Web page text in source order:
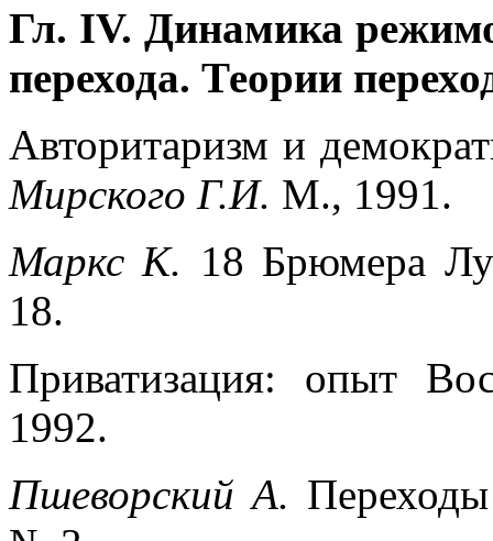
Гл. IV. Динамика
перехода. Теории
Авторитаризм и
Мирского Г.И. М., 1991.
Маркс К. 18 Брюмера
18.
Приватизация: опыт
1992.
Пшеворский А.